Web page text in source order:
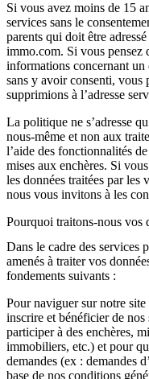
Si vous avez moins de 15
services sans le
parents qui doit être
immo.com. Si vous pensez
informations concernant un
sans y avoir consenti, vous
supprimions à l’adresse
La politique ne s’adresse
nous-même et non aux
l’aide des fonctionnalités
mises aux enchères. Si
les données traitées par les
nous vous invitons à les
Pourquoi traitons-nous vos
Dans le cadre des services
amenés à traiter vos
fondements suivants :
Pournaviguer sur notre
inscrire et bénéficier de nos
participer à des enchères,
immobiliers, etc.) et pour
demandes (ex : demandes
base de nos conditions